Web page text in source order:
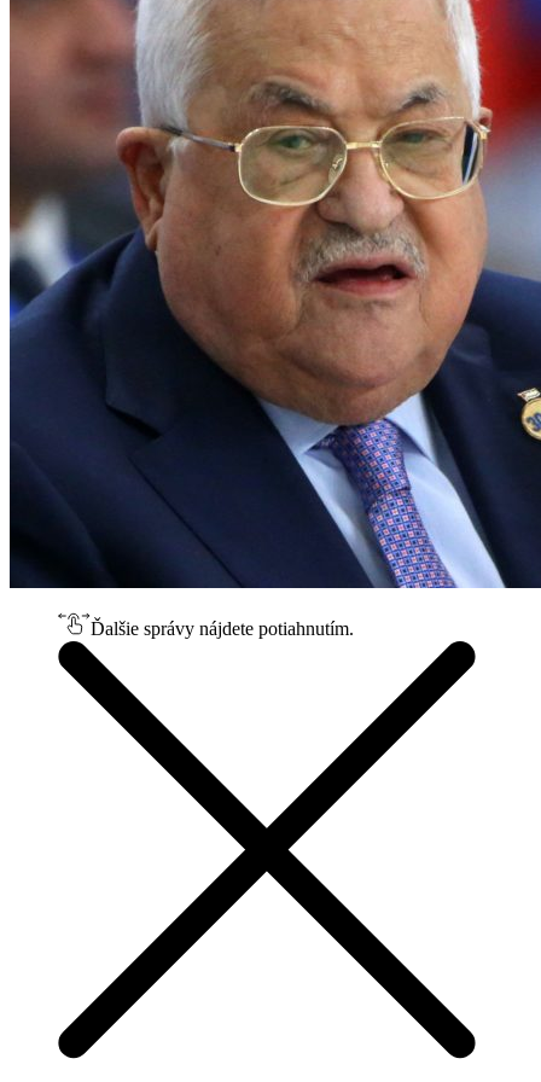
Ďalšie správy nájdete potiahnutím.